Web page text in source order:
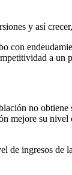
y así
con
a un
no
su
ingresos